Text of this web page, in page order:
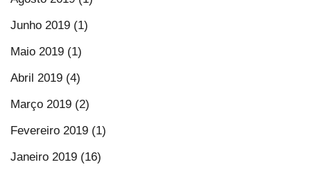
Junho 2019 (1)
Maio 2019 (1)
Abril 2019 (4)
Março 2019 (2)
Fevereiro 2019 (1)
Janeiro 2019 (16)